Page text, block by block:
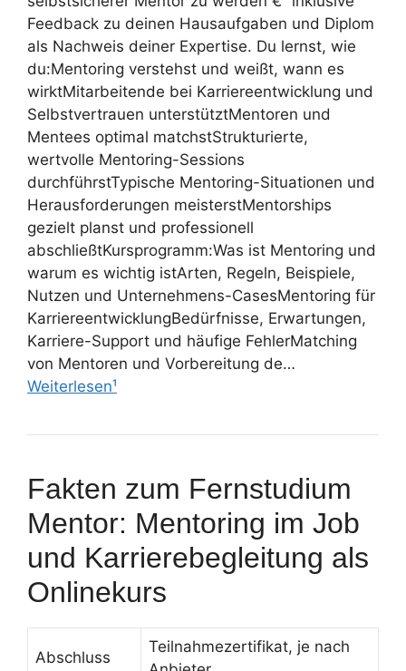
Feedback zu deinen Hausaufgaben und Diplom
als Nachweis deiner Expertise. Du lernst, wie
du:Mentoring verstehst und weißt, wann es
wirktMitarbeitende bei Karriereentwicklung und
Selbstvertrauen unterstütztMentoren und
Mentees optimal matchstStrukturierte,
wertvolle Mentoring-Sessions
durchführstTypische Mentoring-Situationen und
Herausforderungen meisterstMentorships
gezielt planst und professionell
abschließtKursprogramm:Was ist Mentoring und
warum es wichtig istArten, Regeln, Beispiele,
Nutzen und Unternehmens-CasesMentoring für
KarriereentwicklungBedürfnisse, Erwartungen,
Karriere-Support und häufige FehlerMatching
von Mentoren und Vorbereitung de…
Weiterlesen¹
Fakten zum Fernstudium
Mentor: Mentoring im Job
und Karrierebegleitung als
Onlinekurs
Abschluss
Teilnahmezertifikat, je nach